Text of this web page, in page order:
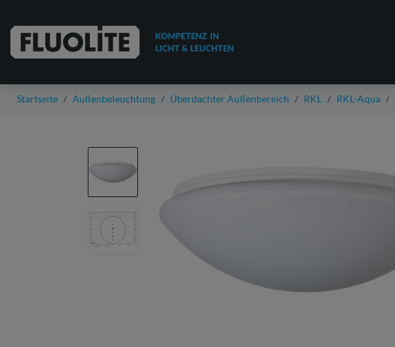
Startseite Außenbeleuchtung Überdachter Außenbereich RKL RKL-Aqua